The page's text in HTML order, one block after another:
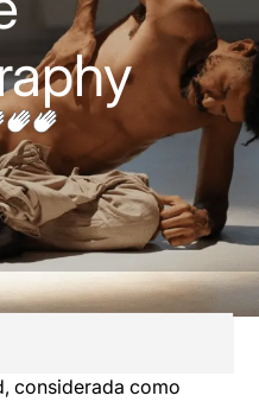
considerada como